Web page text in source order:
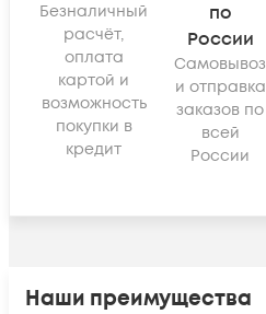
Безналичный
расчёт,
оплата
картой и
возможность
покупки в
кредит
по
России
Самовывоз
и отправка
заказов по
всей
России
Наши преимущества